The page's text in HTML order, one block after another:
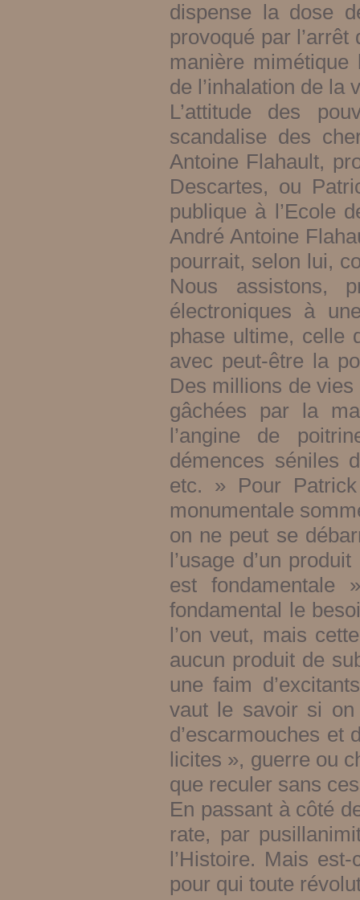
dispense la dose
provoqué par
manière mimétique
de l’inhalation de la
L’attitude des
scandalise des
Antoine Flahault,
Descartes, ou
publique à l’Ecole
André Antoine
pourrait, selon lui,
Nous assistons,
électroniques à
phase ultime, celle
avec peut-être la
Des millions de
gâchées par la
l’angine de
démences séniles
etc. » Pour
monumentale
on ne peut se
l’usage d’un
est fondamentale
fondamental le
l’on veut, mais
aucun produit de
une faim
vaut le savoir si
d’escarmouches et
licites », guerre ou
que reculer sans
En passant à côté
rate, par
l’Histoire. Mais
pour qui toute